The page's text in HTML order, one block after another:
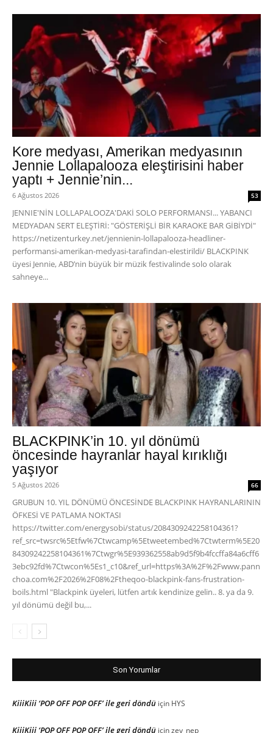
Kore medyası, Amerikan medyasının
Jennie Lollapalooza eleştirisini haber
yaptı + Jennie’nin...
6 Ağustos 2026 53
JENNIE'NİN LOLLAPALOOZA'DAKİ SOLO PERFORMANSI... YABANCI
MEDYADAN SERT ELEŞTİRİ: "GÖSTERİŞLİ BİR KARAOKE BAR GİBİYDİ"
https://netizenturkey.net/jennienin-lollapalooza-headliner-
performansi-amerikan-medyasi-tarafindan-elestirildi/ BLACKPINK
üyesi Jennie, ABD’nin büyük bir müzik festivalinde solo olarak
sahneye...
BLACKPINK’in 10. yıl dönümü
öncesinde hayranlar hayal kırıklığı
yaşıyor
5 Ağustos 2026 66
GRUBUN 10. YIL DÖNÜMÜ ÖNCESİNDE BLACKPINK HAYRANLARININ
ÖFKESİ VE PATLAMA NOKTASI
https://twitter.com/energysobi/status/2084309242258104361?
ref_src=twsrc%5Etfw%7Ctwcamp%5Etweetembed%7Ctwterm%5E20
84309242258104361%7Ctwgr%5E939362558ab9d5f9b4fccffa84a6cff6
3ebc92fd%7Ctwcon%5Es1_c10&ref_url=https%3A%2F%2Fwww.pann
choa.com%2F2026%2F08%2Ftheqoo-blackpink-fans-frustration-
boils.html "Blackpink üyeleri, lütfen artık kendinize gelin.. 8. ya da 9.
yıl dönümü değil bu,...
Son Yorumlar
KiiiKiii ‘POP OFF POP OFF’ ile geri döndü için HYS
KiiiKiii ‘POP OFF POP OFF’ ile geri döndü içinzey_nep